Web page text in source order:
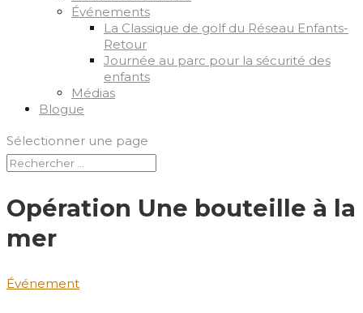
Événements
La Classique de golf du Réseau Enfants-
Retour
Journée au parc pour la sécurité des
enfants
Médias
Blogue
Sélectionner une page
Opération Une bouteille à la
mer
Événement